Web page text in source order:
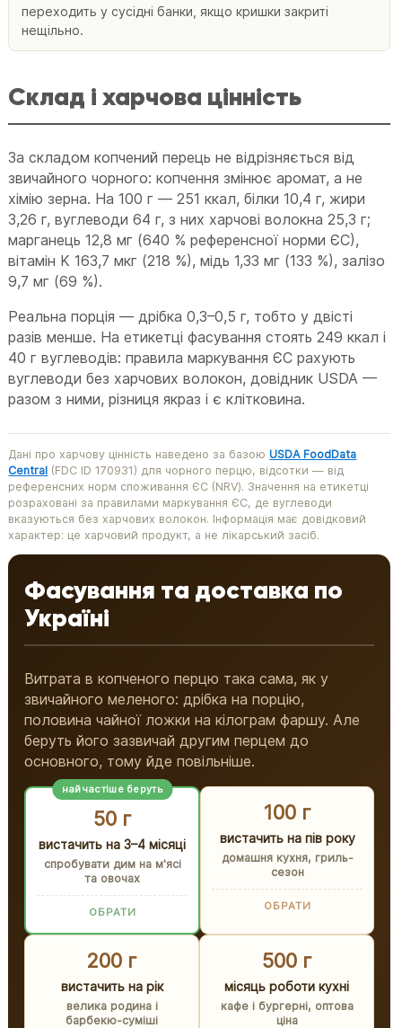
переходить у сусідні банки, якщо кришки закриті
нещільно.
Склад і харчова цінність
За складом копчений перець не відрізняється від
звичайного чорного: копчення змінює аромат, а не
хімію зерна. На 100 г — 251 ккал, білки 10,4 г, жири
3,26 г, вуглеводи 64 г, з них харчові волокна 25,3 г;
марганець 12,8 мг (640 % референсної норми ЄС),
вітамін K 163,7 мкг (218 %), мідь 1,33 мг (133 %), залізо
9,7 мг (69 %).
Реальна порція — дрібка 0,3–0,5 г, тобто у двісті
разів менше. На етикетці фасування стоять 249 ккал і
40 г вуглеводів: правила маркування ЄС рахують
вуглеводи без харчових волокон, довідник USDA —
разом з ними, різниця якраз і є клітковина.
Дані про харчову цінність наведено за базоюUSDA FoodData
Central (FDC ID 170931) для чорного перцю, відсотки — від
референсних норм споживання ЄС (NRV). Значення на етикетці
розраховані за правилами маркування ЄС, де вуглеводи
вказуються без харчових волокон. Інформація має довідковий
характер: це харчовий продукт, а не лікарський засіб.
Фасування та доставка по
Україні
Витрата в копченого перцю така сама, як у
звичайного меленого: дрібка на порцію,
половина чайної ложки на кілограм фаршу. Але
беруть його зазвичай другим перцем до
основного, тому йде повільніше.
найчастіше беруть
50 г
вистачить на 3–4 місяці
спробувати дим на м'ясі
та овочах
ОБРАТИ
100 г
вистачить на пів року
домашня кухня, гриль-
сезон
ОБРАТИ
200 г
вистачить на рік
велика родина і
барбекю-суміші
500 г
місяць роботи кухні
кафе і бургерні, оптова
ціна